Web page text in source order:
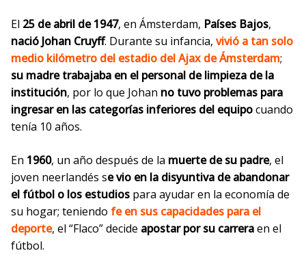
El 25 de abril de 1947, en Ámsterdam, Países Bajos,
nació Johan Cruyff. Durante su infancia, vivió a tan solo
medio kilómetro del estadio del Ajax de Ámsterdam;
su madre trabajaba en el personal de limpieza de la
institución, por lo que Johan no tuvo problemas para
ingresar en las categorías inferiores del equipocuando
tenía 10 años.
En 1960, un año después de la muerte de su padre, el
joven neerlandés sevio en la disyuntiva de abandonar
el fútbol o los estudios para ayudar en la economía de
su hogar; teniendo fe en sus capacidades para el
deporte, el “Flaco” decide apostar por su carreraen el
fútbol.